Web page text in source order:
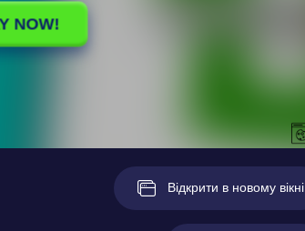
Відкрити в новому вікні